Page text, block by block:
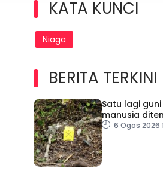
KATA KUNCI
Niaga
BERITA TERKINI
Satu lagi
manusia
Mali, disiasat
6 Ogos 2026